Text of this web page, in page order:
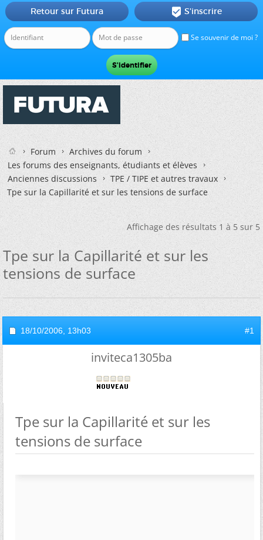
Se souvenir de moi ?
Retour sur Futura  S'inscrire
Forum
Archives du forum
Les forums des enseignants, étudiants et élèves
Anciennes discussions
TPE / TIPE et autres travaux
Tpe sur la Capillarité et sur les tensions de surface
Affichage des résultats 1 à 5 sur 5
Tpe sur la Capillarité et sur les
tensions de surface
18/10/2006, 13h03 #1
inviteca1305ba
Tpe sur la Capillarité et sur les
tensions de surface